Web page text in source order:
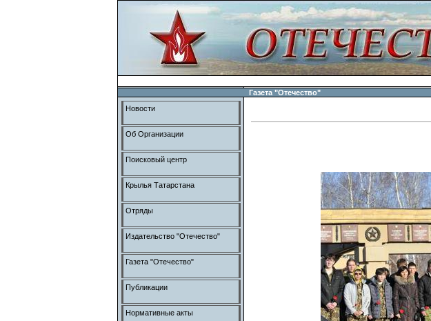
Газета "Отечество"
Новости
Об Организации
Поисковый центр
Крылья Татарстана
Отряды
Издательство "Отечество"
Газета "Отечество"
Публикации
Нормативные акты